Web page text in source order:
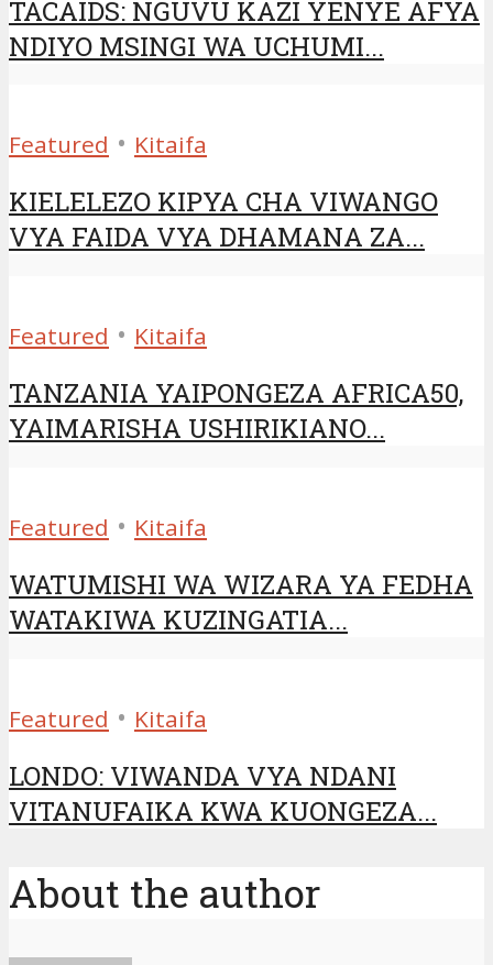
TACAIDS: NGUVU KAZI YENYE AFYA
NDIYO MSINGI WA UCHUMI...
Featured • Kitaifa
KIELELEZO KIPYA CHA VIWANGO
VYA FAIDA VYA DHAMANA ZA...
Featured • Kitaifa
TANZANIA YAIPONGEZA AFRICA50,
YAIMARISHA USHIRIKIANO...
Featured • Kitaifa
WATUMISHI WA WIZARA YA FEDHA
WATAKIWA KUZINGATIA...
Featured • Kitaifa
LONDO: VIWANDA VYA NDANI
VITANUFAIKA KWA KUONGEZA...
About the author